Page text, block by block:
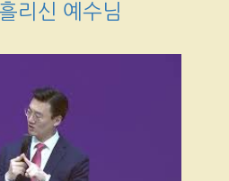
리신 예수님